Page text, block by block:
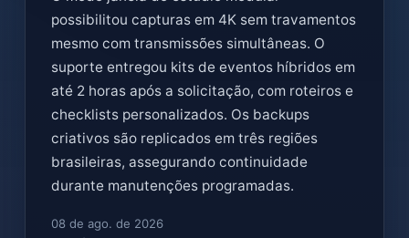
possibilitou capturas em 4K sem travamentos
mesmo com transmissões simultâneas. O
suporte entregou kits de eventos híbridos em
até 2 horas após a solicitação, com roteiros e
checklists personalizados. Os backups
criativos são replicados em três regiões
brasileiras, assegurando continuidade
durante manutenções programadas.
08 de ago. de 2026